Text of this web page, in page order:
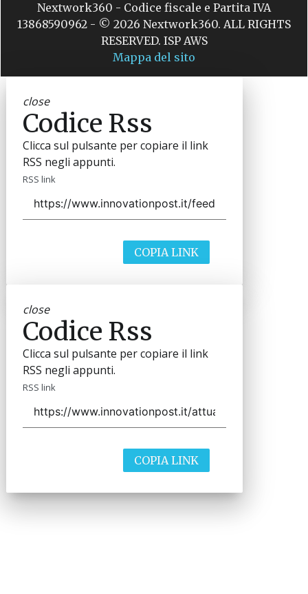
Nextwork360 - Codice fiscale e Partita IVA
13868590962 - © 2026 Nextwork360. ALL RIGHTS
RESERVED. ISP AWS
Mappa del sito
close
Codice Rss
Clicca sul pulsante per copiare il link
RSS negli appunti.
RSS link
COPIA LINK
close
Codice Rss
Clicca sul pulsante per copiare il link
RSS negli appunti.
RSS link
COPIA LINK